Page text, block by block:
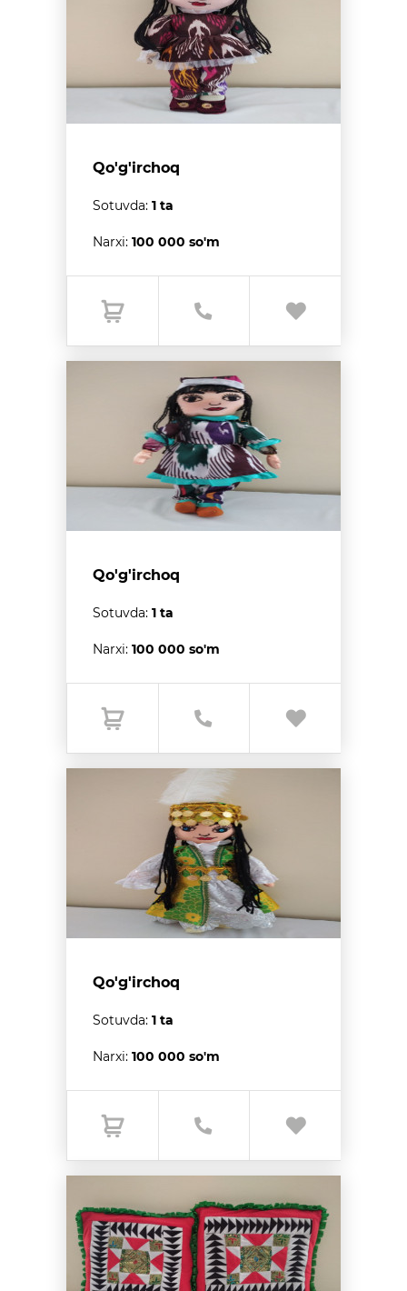
Qo'g'irchoq
Sotuvda: 1 ta
Narxi: 100 000 so'm
Qo'g'irchoq
Sotuvda: 1 ta
Narxi: 100 000 so'm
Qo'g'irchoq
Sotuvda: 1 ta
Narxi: 100 000 so'm